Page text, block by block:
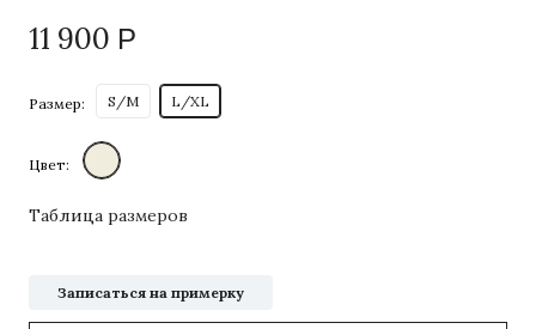
11 900 Р
Размер: S/M L/XL
Цвет:
Таблица размеров
Записаться на примерку